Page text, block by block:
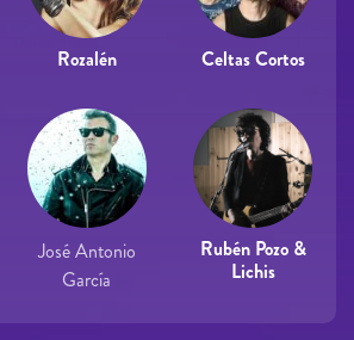
Rozalén Celtas Cortos
José Antonio
García
Rubén Pozo &
Lichis